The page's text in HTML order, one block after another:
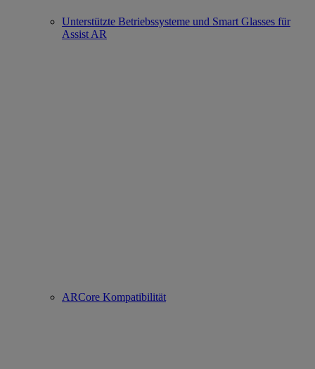
Unterstützte Betriebssysteme und Smart Glasses für
Assist AR
ARCore Kompatibilität